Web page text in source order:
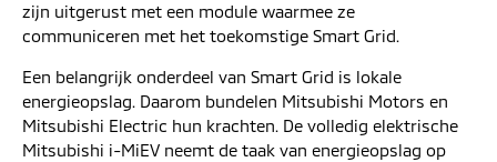
zijn uitgerust met een module waarmee ze
communiceren met het toekomstige Smart Grid.
Een belangrijk onderdeel van Smart Grid is lokale
energieopslag. Daarom bundelen Mitsubishi Motors en
Mitsubishi Electric hun krachten. De volledig elektrische
Mitsubishi i-MiEV neemt de taak van energieopslag op